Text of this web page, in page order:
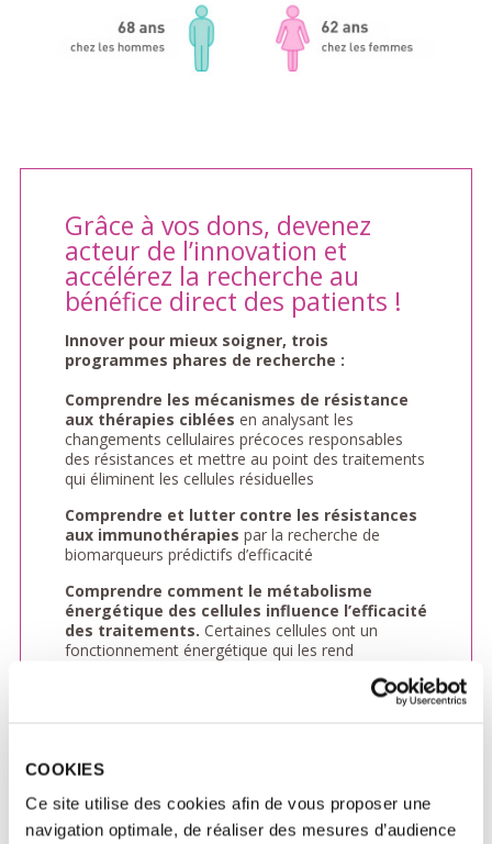
COOKIES
Ce site utilise des cookies afin de vous proposer une
navigation optimale, de réaliser des mesures d’audience
Grâce à vos dons, devenez
acteur de l’innovation et
accélérez la recherche au
bénéfice direct des patients !
Innover pour mieux soigner, trois
programmes phares de recherche :
Comprendre les mécanismes de résistance
aux thérapies ciblées en analysant les
changements cellulaires précoces responsables
des résistances et mettre au point des traitements
qui éliminent les cellules résiduelles
Comprendre et lutter contre les résistances
aux immunothérapies par la recherche de
biomarqueurs prédictifs d’efficacité
Comprendre comment le métabolisme
énergétique des cellules influence l’efficacité
des traitements. Certaines cellules ont un
fonctionnement énergétique qui les rend
PARRAINER